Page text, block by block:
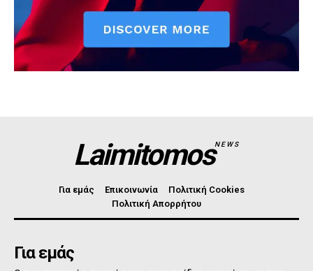
LaimitomosNEWS
Για εμάς Επικοινωνία
Πολιτική Cookies
Πολιτική Απορρήτου
Για εμάς